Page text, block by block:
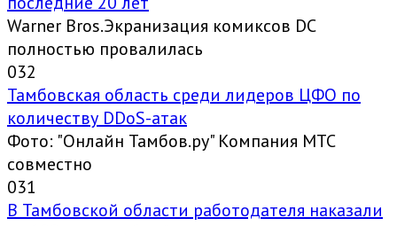
Warner Bros.Экранизация комиксов DC
полностью провалилась
032
Тамбовская область среди лидеров ЦФО по
количеству DDoS-атак
Фото: "Онлайн Тамбов.ру" Компания МТС
совместно
031
В Тамбовской области работодателя наказали